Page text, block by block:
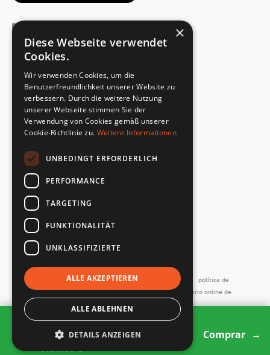
1 product
1379.00 €
1197.00 €
Comprar
Cumplimiento de la norma de seguridad
DEVOLUCIONES RÁPIDAS Y SENCILLAS
Servicio de devoluciones
DIRECTAMENTE DEL FABRICANTE
Control de calidad especial
Imprimir Términos y Condiciones Términos de servicio
política de
privacidad
Contacto Política de devoluciones
Formulario online de
desistimiento
Todos los precios incl. IVA
Copyright SMARTBett GmbH © 2026
y más...
×
Diese Webseite verwendet
Cookies.
Wir verwenden Cookies, um die
Benutzerfreundlichkeit unserer Website zu
verbessern. Durch die weitere Nutzung
unserer Webseite stimmen Sie der
Verwendung von Cookies gemäß unserer
Cookie-Richtlinie zu. Weitere Informationen
UNBEDINGT ERFORDERLICH
PERFORMANCE
TARGETING
FUNKTIONALITÄT
UNKLASSIFIZIERTE
ALLE AKZEPTIEREN
ALLE ABLEHNEN
DETAILS ANZEIGEN